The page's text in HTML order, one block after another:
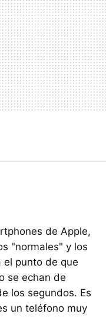
de Apple,
"normales" y los
el punto de que
se echan de
los segundos. Es
un teléfono muy